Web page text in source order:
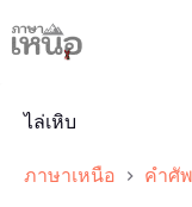
to
content
ไล่เหิบ
ภาษาเหนือ คำศั